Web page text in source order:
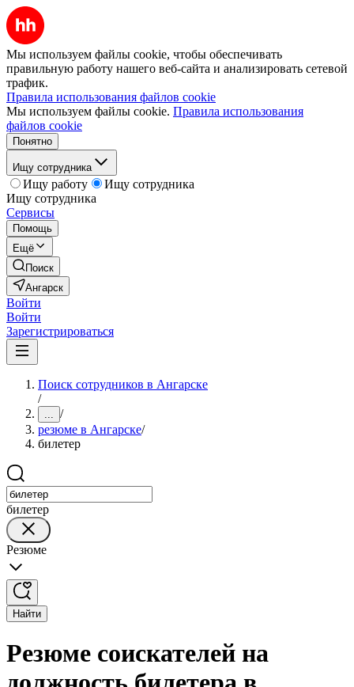
Мы используем файлы cookie, чтобы обеспечивать
правильную работу нашего веб-сайта и анализировать сетевой
трафик.
Правила использования файлов cookie
Мы используем файлы cookie. Правила использования
файлов cookie
Понятно
Ищу сотрудника
Ищу работу
Ищу сотрудника
Ищу сотрудника
Сервисы
Помощь
Ещё
Поиск
Ангарск
Войти
Войти
Зарегистрироваться
Поиск сотрудников в Ангарске
/
... /
резюме в Ангарске/
билетер
билетер
Резюме
Найти
Резюме соискателей на